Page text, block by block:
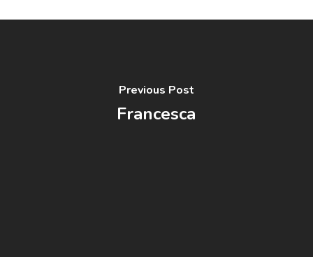
Previous Post
Francesca